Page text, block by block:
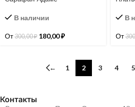
В наличии
От300,00₽ 180,00₽
В
От
← 1 2 3 4 5
Контакты